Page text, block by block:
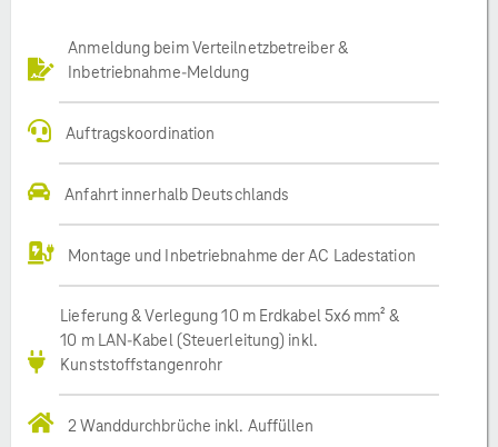
Anmeldung beim Verteilnetzbetreiber &
Inbetriebnahme-Meldung
Auftragskoordination
Anfahrt innerhalb Deutschlands
Montage und Inbetriebnahme der AC Ladestation
Lieferung & Verlegung 10 m Erdkabel 5x6 mm² &
10 m LAN-Kabel (Steuerleitung) inkl.
Kunststoffstangenrohr
2 Wanddurchbrüche inkl. Auffüllen